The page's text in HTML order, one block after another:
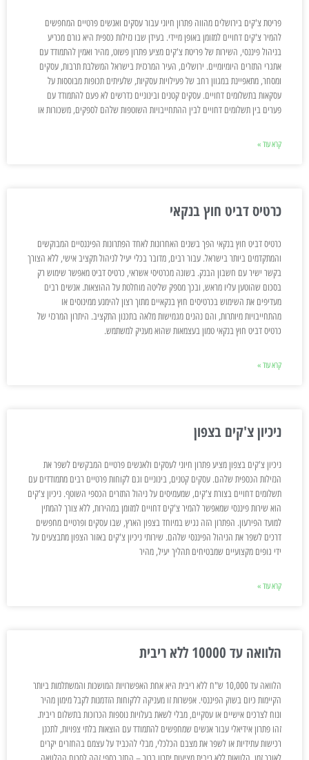
פריטת צ'קים בירושלים מהווה פתרון חיוני עבור עסקים ואנשים פרטיים המחפשים
להמיר צ'קים דחויים למזומן באופן מיידי. בעידן שבו נזילות כספית היא גורם מכריע
בניהול פיננסי, השירות של פריטת צ'קים מציע פתרון פשוט, מהיר ואמין להתמודד עם
אתגרי התזרים היומיומיים. ירושלים, העיר המרכזית בישראל המשלבת תרבות, עסקים
ומסחר, מתאפיינת במגוון רחב של פעילויות עסקיות, שלעיתים תכופות מבוססות על
עסקאות בתשלומים דחויים. עסקים קטנים ובינוניים נדרשים לא פעם להתמודד עם
פערים בין תשלומים דחויים לבין ההתחייבויות השוטפות שלהם לספקים, משכורות או
קרא עוד »
כרטיס דביט חוץ בנקאי
כרטיס דביט חוץ בנקאי הפך בשנים האחרונות לאחד הפתרונות הפיננסיים המבוקשים
והמתקדמים ביותר בישראל. עבור רבים, מדובר בכלי יעיל לניהול תקציב אישי, ללא הצורך
בקשר ישיר עם חשבון הבנק. בשונה מכרטיסי אשראי, כרטיס דביט מאפשר שימוש רק
בסכום שהוטען עליו מראש, ובכך מספק שליטה מוחלטת על ההוצאות. אנשים רבים
מעדיפים את השימוש בכרטיסים חוץ בנקאיים מתוך רצון להימנע ממינוסים או
מהתחייבויות מיותרות, והם נהנים מגמישות מלאה בתכנון התקציב. היתרון המרכזי של
כרטיס דביט חוץ בנקאי טמון בעצמאות שהוא מעניק למשתמש.
קרא עוד »
ניכיון צ'קים בצפון
ניכיון צ'קים בצפון מציע פתרון חיוני לעסקים ולאנשים פרטיים המבקשים לשפר את
הנזילות הכספית שלהם. עסקים קטנים, בינוניים וגם לקוחות פרטיים רבים מתמודדים עם
תשלומים דחויים בצורת צ'קים, שמעמיסים על ניהול התזרים הכספי השוטף. ניכיון צ'קים
הוא שירות פיננסי שמאפשר להמיר צ'קים דחויים למזומן במהירות, ללא צורך להמתין
למועד הפירעון. הפתרון הזה נגיש במיוחד בצפון הארץ, שבו עסקים ופרטיים מחפשים
דרכים לשפר את הניהול הפיננסי שלהם. שירותי ניכיון צ'קים באזור הצפון מתבצעים על
ידי גופים מקצועיים שמבטיחים תהליך יעיל, מהיר
קרא עוד »
הלוואה עד 10000 ללא ריבית
הלוואה עד 10,000 ש"ח ללא ריבית היא אחת האפשרויות המושכות והמשתלמות ביותר
הקיימות כיום בשוק הפיננסי. אפשרות זו מעניקה ללקוחות הזדמנות לקבל מימון מהיר
ונוח לצרכים אישיים או עסקיים, מבלי לשאת בעלויות נוספות הכרוכות בתשלום ריבית.
זהו פתרון אידיאלי עבור אנשים שמחפשים להתמודד עם הוצאות בלתי צפויות, לתכנן
רכישות עתידיות או לשפר את מצבם הכלכלי, מבלי להכביד על עצמם בהחזרים יקרים